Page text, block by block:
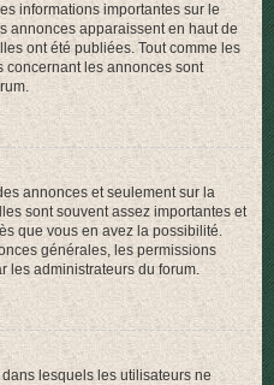
informations importantes sur le
annonces apparaissent en haut de
ont été publiées. Tout comme les
les annonces sont
annonces et seulement sur la
sont souvent assez importantes et
que vous en avez la possibilité.
générales, les permissions
les administrateurs du forum.
lesquels les utilisateurs ne